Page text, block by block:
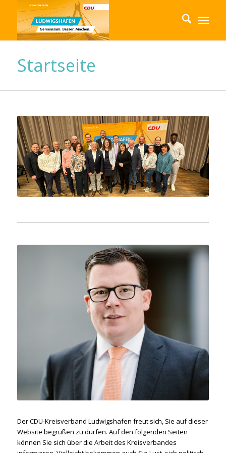
Startseite
Der CDU-Kreisverband Ludwigshafen freut sich, Sie auf dieser
Website begrüßen zu dürfen. Auf den folgenden Seiten
können Sie sich über die Arbeit des Kreisverbandes